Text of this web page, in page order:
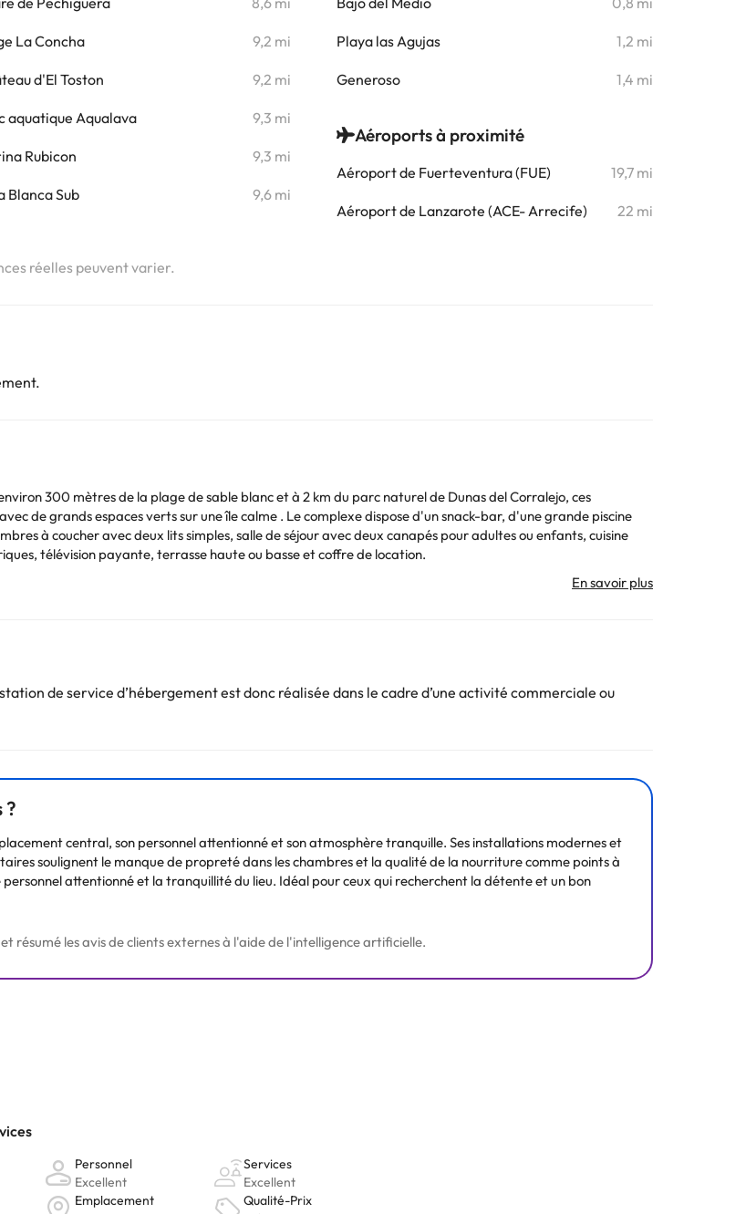
La Concha 9,2 mi
d'El Toston 9,2 mi
aquatique Aqualava 9,3 mi
Rubicon 9,3 mi
Blanca Sub 9,6 mi
Playa las Agujas 1,2 mi
Generoso 1,4 mi
Aéroports à proximité
Aéroport de Fuerteventura (FUE) 19,7 mi
Aéroport de Lanzarote (ACE- Arrecife) 22 mi
réelles peuvent varier.
300 mètres de la plage de sable blanc et à 2 km du parc naturel de Dunas del Corralejo, ces
de grands espaces verts sur une île calme . Le complexe dispose d'un snack-bar, d'une grande piscine
à coucher avec deux lits simples, salle de séjour avec deux canapés pour adultes ou enfants, cuisine
télévision payante, terrasse haute ou basse et coffre de location.
des questions, contactez-nous.
de service d’hébergement est donc réalisée dans le cadre d’une activité commerciale ou
?
central, son personnel attentionné et son atmosphère tranquille. Ses installations modernes et
soulignent le manque de propreté dans les chambres et la qualité de la nourriture comme points à
attentionné et la tranquillité du lieu. Idéal pour ceux qui recherchent la détente et un bon
résumé les avis de clients externes à l'aide de l'intelligence artificielle.